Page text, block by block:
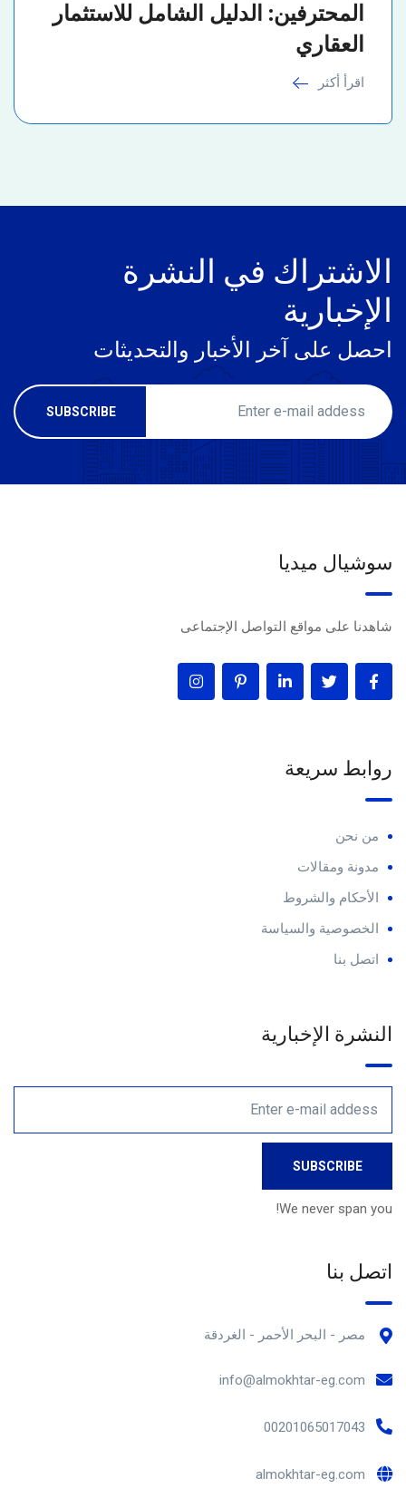
المحترفين: الدليل الشامل للاستثمار
العقاري
اقرأ أكثر
الاشتراك في النشرة
الإخبارية
احصل على آخر الأخبار والتحديثات
سوشيال ميديا
شاهدنا على مواقع التواصل الإجتماعى
روابط سريعة
من نحن
مدونة ومقالات
الأحكام والشروط
الخصوصية والسياسة
اتصل بنا
النشرة الإخبارية
We never span you!
اتصل بنا
مصر - البحر الأحمر - الغردقة
info@almokhtar-eg.com
00201065017043
almokhtar-eg.com